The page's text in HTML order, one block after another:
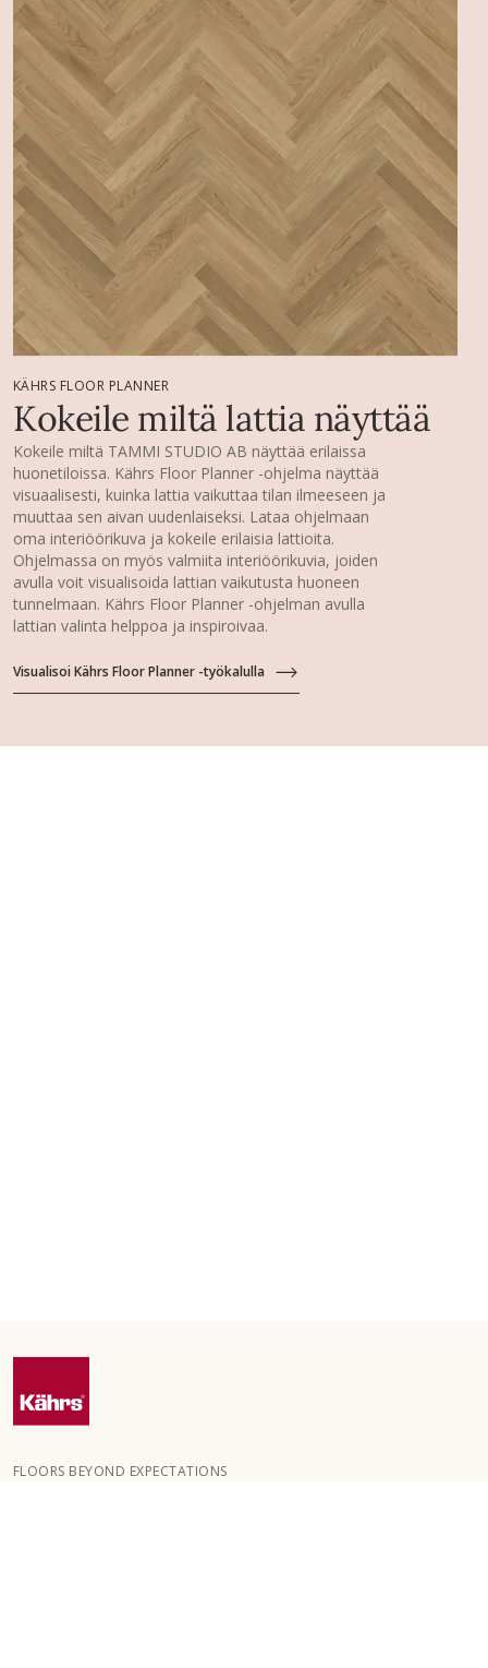
KÄHRS FLOOR PLANNER
Kokeile miltä lattia näyttää
Kokeile miltä TAMMI STUDIO AB näyttää erilaissa
huonetiloissa. Kährs Floor Planner -ohjelma näyttää
visuaalisesti, kuinka lattia vaikuttaa tilan ilmeeseen ja
muuttaa sen aivan uudenlaiseksi. Lataa ohjelmaan
oma interiöörikuva ja kokeile erilaisia lattioita.
Ohjelmassa on myös valmiita interiöörikuvia, joiden
avulla voit visualisoida lattian vaikutusta huoneen
tunnelmaan. Kährs Floor Planner -ohjelman avulla
lattian valinta helppoa ja inspiroivaa.
Visualisoi Kährs Floor Planner -työkalulla
FLOORS BEYOND EXPECTATIONS